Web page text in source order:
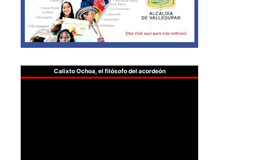
Calixto Ochoa, el filósofo del acordeón